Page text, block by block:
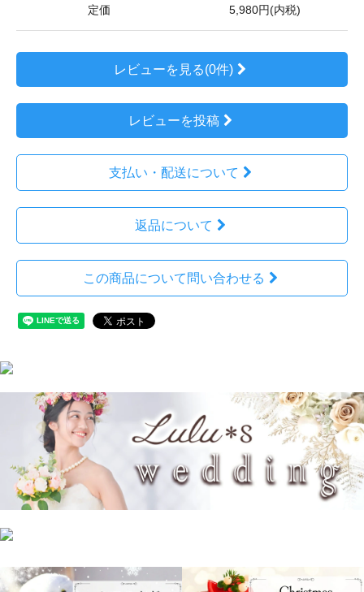
定価 5,980円(内税)
レビューを見る(0件)
レビューを投稿
支払い・配送について
返品について
この商品について問い合わせる